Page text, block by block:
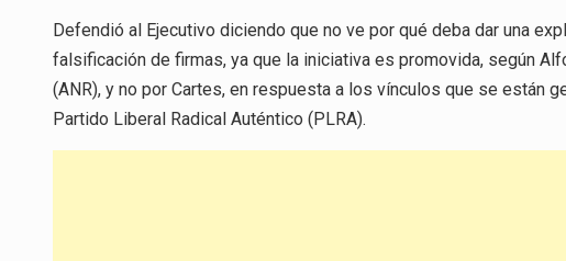
Defendió al Ejecutivo diciendo que no ve por qué deba dar una
falsificación de firmas, ya que la iniciativa es promovida, según
(ANR), y no por Cartes, en respuesta a los vínculos que se están
Partido Liberal Radical Auténtico (PLRA).